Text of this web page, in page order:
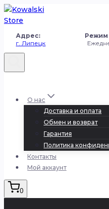
Перейти
к
Адрес: Режим
г. Липецк Ежедневно
О нас
Доставка и оплата
Обмен и возврат
Гарантия
Политика
Контакты
Мой аккаунт
0